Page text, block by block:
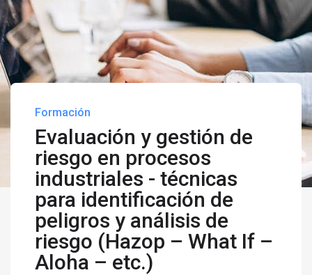
Formación
Evaluación y gestión de
riesgo en procesos
industriales - técnicas
para identificación de
peligros y análisis de
riesgo (Hazop – What If –
Aloha – etc.)